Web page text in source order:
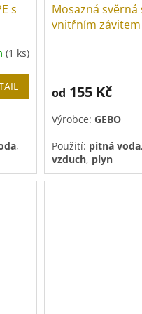
s
(1 ks)
,
Mosazná svěrná
vnitřním závitem
od 155 Kč
Výrobce:GEBO
Použití: pitná voda,
vzduch, plyn